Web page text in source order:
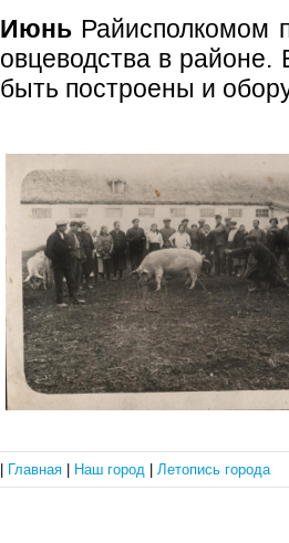
Июнь Райисполкомом
овцеводства в районе.
быть построены и
Главная Наш город Летопись города